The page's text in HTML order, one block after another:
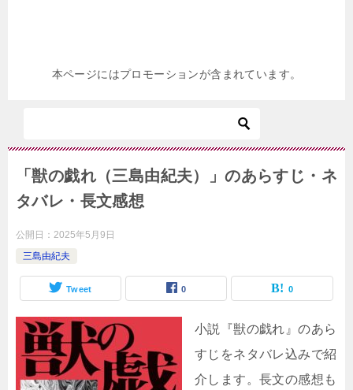
本ページにはプロモーションが含まれています。
「獣の戯れ（三島由紀夫）」のあらすじ・ネ
タバレ・長文感想
公開日： 2025年5月9日
三島由紀夫
Tweet 0 0
小説『獣の戯れ』のあら
すじをネタバレ込みで紹
介します。長文の感想も